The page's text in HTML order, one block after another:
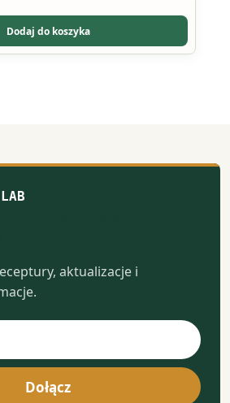
Dodaj do koszyka
aktualizacje i
Dołącz